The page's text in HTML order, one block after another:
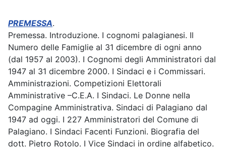
PREMESSA.
Premessa. Introduzione. I cognomi palagianesi. Il
Numero delle Famiglie al 31 dicembre di ogni anno
(dal 1957 al 2003). I Cognomi degli Amministratori dal
1947 al 31 dicembre 2000. I Sindaci e i Commissari.
Amministrazioni. Competizioni Elettorali
Amministrative –C.E.A. I Sindaci. Le Donne nella
Compagine Amministrativa. Sindaci di Palagiano dal
1947 ad oggi. I 227 Amministratori del Comune di
Palagiano. I Sindaci Facenti Funzioni. Biografia del
dott. Pietro Rotolo. I Vice Sindaci in ordine alfabetico.